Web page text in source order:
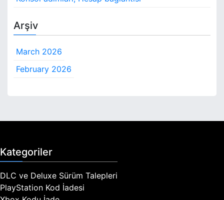
Arşiv
March 2026
February 2026
Kategoriler
DLC ve Deluxe Sürüm Talepleri
PlayStation Kod İadesi